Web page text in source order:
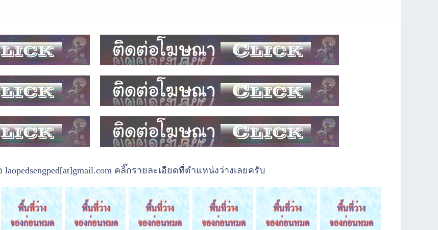
คลิ๊กรายละเอียดที่ตำแหน่งว่างเลยครับ